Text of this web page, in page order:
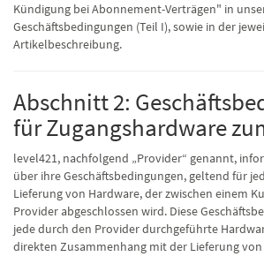
Kündigung bei Abonnement-Verträgen" in
Geschäftsbedingungen (Teil I), sowie in der
Artikelbeschreibung.
Abschnitt 2:
für Zugangshardware
level421, nachfolgend „Provider“ genannt,
über ihre Geschäftsbedingungen, geltend für
Lieferung von Hardware, der zwischen einem
Provider abgeschlossen wird. Diese
jede durch den Provider durchgeführte
direkten Zusammenhang mit der Lieferung